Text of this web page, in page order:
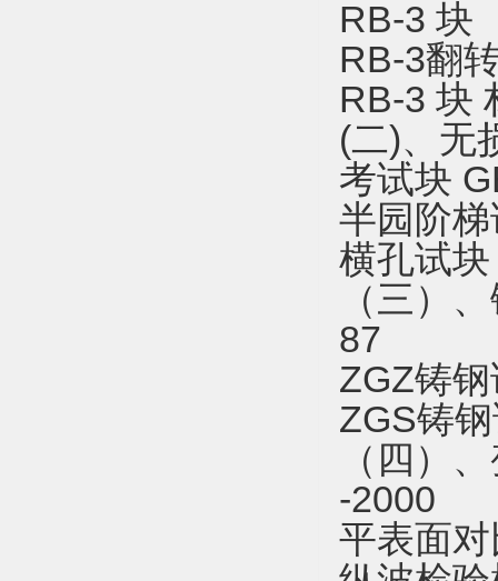
RB-3 块
RB-3翻
RB-3 块
(二)、无
考试块
半园阶
横孔试
（三）
87
ZGZ铸
ZGS铸
（四）
-2000
平表面